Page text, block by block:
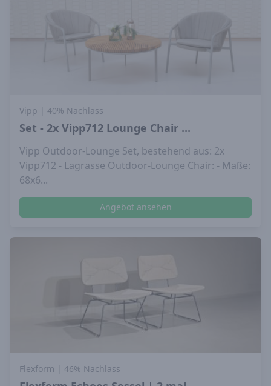
Vipp | 40% Nachlass
Set - 2x Vipp712 Lounge Chair ...
Vipp Outdoor-Lounge Set, bestehend aus: 2x
Vipp712 - Lagrasse Outdoor-Lounge Chair: - Maße:
68x6...
Angebot ansehen
Flexform | 46% Nachlass